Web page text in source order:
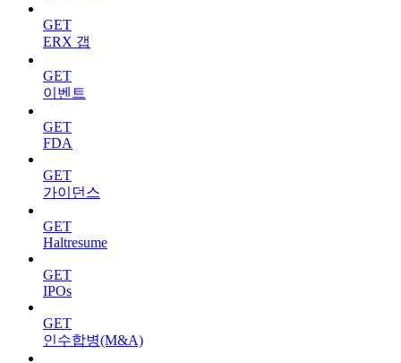
GET
ERX 갭
GET
이벤트
GET
FDA
GET
가이던스
GET
Haltresume
GET
IPOs
GET
인수합병(M&A)